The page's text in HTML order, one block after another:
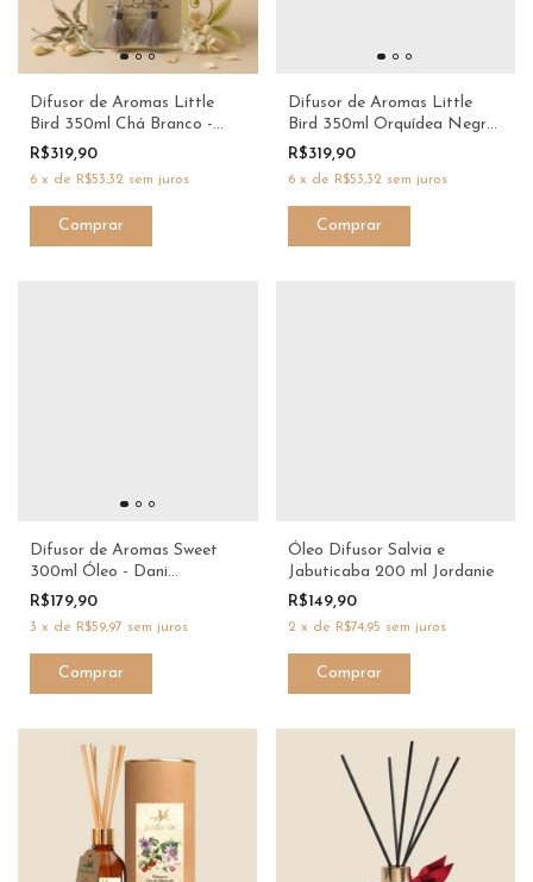
Difusor de Aromas Little
Bird 350ml Chá Branco -
M.Victoria
R$319,90
6 x de R$53,32 sem juros
Difusor de Aromas Little
Bird 350ml Orquídea Negra
- M.Victoria
R$319,90
6 x de R$53,32 sem juros
Difusor de Aromas Sweet
300ml Óleo - Dani
Fernandes
R$179,90
3 x de R$59,97 sem juros
Óleo Difusor Salvia e
Jabuticaba 200 ml Jordanie
R$149,90
2 x de R$74,95 sem juros